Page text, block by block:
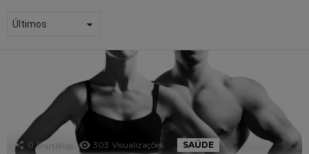
SAUDÁVEL
0 Partilhas 303 Visualizações SAÚDE